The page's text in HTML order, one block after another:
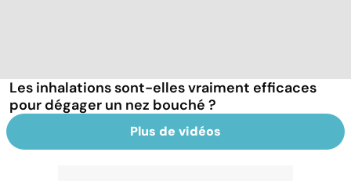
Les inhalations sont-elles vraiment efficaces
pour dégager un nez bouché ?
Plus de vidéos